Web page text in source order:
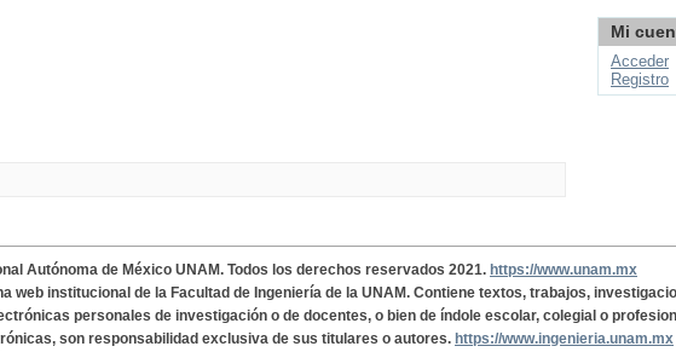
Mi
Acceder
Registro
Autónoma de México UNAM. Todos los derechos reservados 2021. https://www.unam.mx
web institucional de la Facultad de Ingeniería de la UNAM. Contiene textos, trabajos,
personales de investigación o de docentes, o bien de índole escolar, colegial o
son responsabilidad exclusiva de sus titulares o autores. https://www.ingenieria.unam.mx